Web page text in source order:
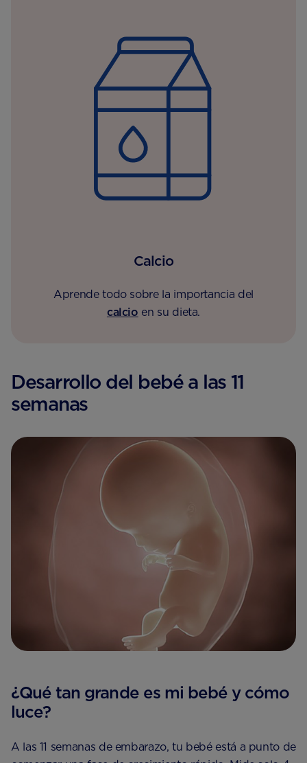
Calcio
Aprende todo sobre la importancia del
calcio en su dieta.
Desarrollo del bebé a las 11
semanas
¿Qué tan grande es mi bebé y cómo
luce?
A las 11 semanas de embarazo, tu bebé está a punto de